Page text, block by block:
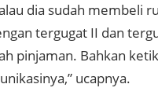
dia sudah membeli
tergugat II dan
pinjaman. Bahkan
ucapnya.